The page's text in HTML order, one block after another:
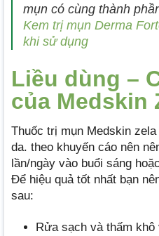
mụn có cùng thành
Kem trị mụn Derma
khi sử dụng
Liều dùng –
của Medskin
Thuốc trị mụn Medskin
da. theo khuyến cáo nên
lần/ngày vào buổi sáng
Để hiệu quả tốt nhất bạn
sau:
Rửa sạch và thấm